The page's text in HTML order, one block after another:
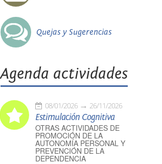
Quejas y Sugerencias
Agenda actividades
08/01/2026 26/11/2026
Estimulación Cognitiva
OTRAS ACTIVIDADES DE
PROMOCIÓN DE LA
AUTONOMÍA PERSONAL Y
PREVENCIÓN DE LA
DEPENDENCIA